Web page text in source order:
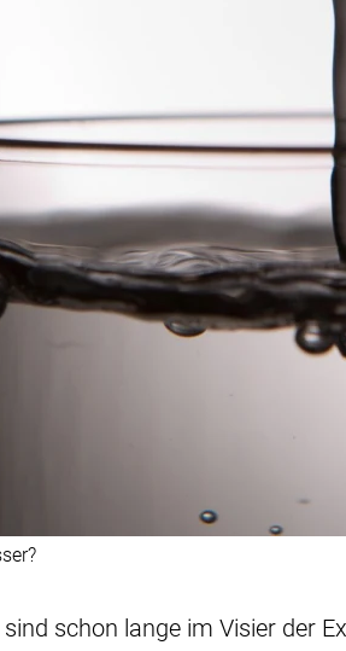
schon lange im Visier der